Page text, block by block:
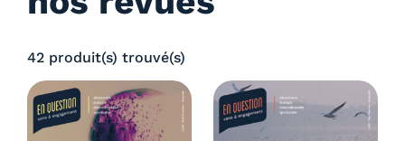
42 produit(s) trouvé(s)